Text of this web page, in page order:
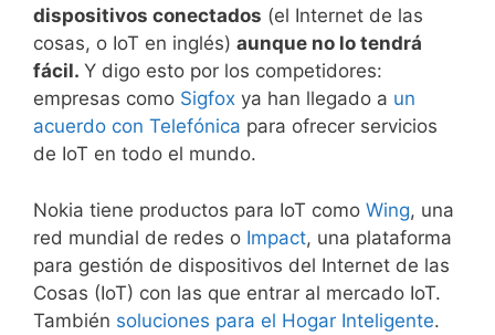
dispositivos conectados (el Internet de las
cosas, o IoT en inglés) aunque no lo tendrá
fácil. Y digo esto por los competidores:
empresas como Sigfox ya han llegado a un
acuerdo con Telefónica para ofrecer servicios
de IoT en todo el mundo.
Nokia tiene productos para IoT como Wing, una
red mundial de redes o Impact, una plataforma
para gestión de dispositivos del Internet de las
Cosas (IoT) con las que entrar al mercado IoT.
También soluciones para el Hogar Inteligente.